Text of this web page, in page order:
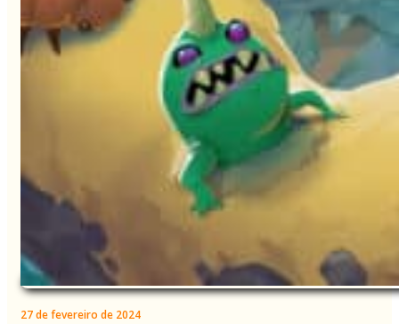
27 de fevereiro de 2024